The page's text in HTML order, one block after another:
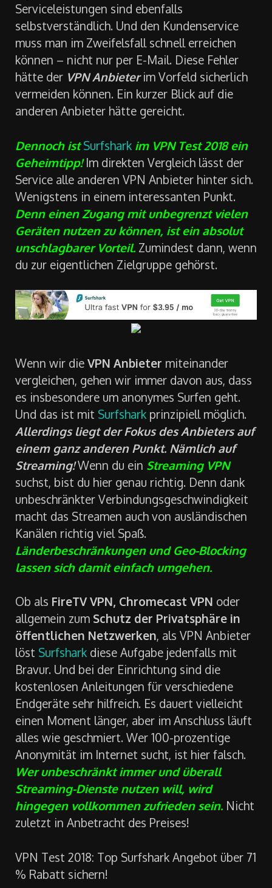
Serviceleistungen sind ebenfalls
selbstverständlich. Und den Kundenservice
muss man im Zweifelsfall schnell erreichen
können – nicht nur per E-Mail. Diese Fehler
hätte der VPN Anbieterim Vorfeld sicherlich
vermeiden können. Ein kurzer Blick auf die
anderen Anbieter hätte gereicht.
Dennoch ist Surfshark im VPN Test 2018 ein
Geheimtipp!Im direkten Vergleich lässt der
Service alle anderen VPN Anbieter hinter sich.
Wenigstens in einem interessanten Punkt.
Denn einen Zugang mit unbegrenzt vielen
Geräten nutzen zu können, ist ein absolut
unschlagbarer Vorteil. Zumindest dann, wenn
du zur eigentlichen Zielgruppe gehörst.
Wenn wir die VPN Anbieter miteinander
vergleichen, gehen wir immer davon aus, dass
es insbesondere um anonymes Surfen geht.
Und das ist mit Surfshark prinzipiell möglich.
Allerdings liegt der Fokus des Anbieters auf
einem ganz anderen Punkt. Nämlich auf
Streaming!Wenn du ein Streaming VPN
suchst, bist du hier genau richtig. Denn dank
unbeschränkter Verbindungsgeschwindigkeit
macht das Streamen auch von ausländischen
Kanälen richtig viel Spaß.
Länderbeschränkungen und Geo-Blocking
lassen sich damit einfach umgehen.
Ob als FireTV VPN, Chromecast VPN oder
allgemein zum Schutz der Privatsphäre in
öffentlichen Netzwerken, als VPN Anbieter
löst Surfshark diese Aufgabe jedenfalls mit
Bravur. Und bei der Einrichtung sind die
kostenlosen Anleitungen für verschiedene
Endgeräte sehr hilfreich. Es dauert vielleicht
einen Moment länger, aber im Anschluss läuft
alles wie geschmiert. Wer 100-prozentige
Anonymität im Internet sucht, ist hier falsch.
Wer unbeschränkt immer und überall
Streaming-Dienste nutzen will, wird
hingegen vollkommen zufrieden sein. Nicht
zuletzt in Anbetracht des Preises!
VPN Test 2018: Top Surfshark Angebot über 71
% Rabatt sichern!